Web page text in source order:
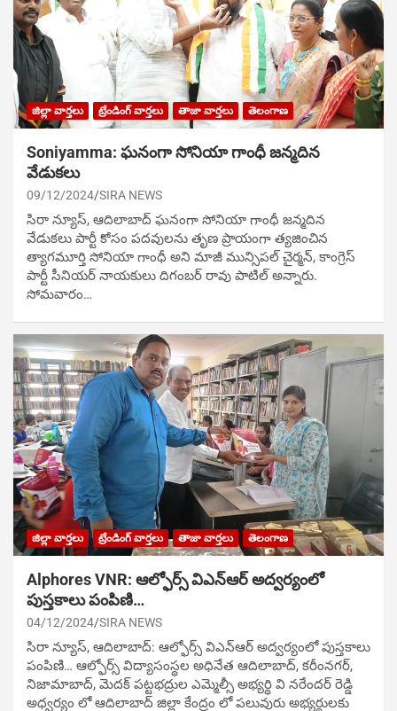
జిల్లా వార్తలు ట్రేండింగ్ వార్తలు తాజా వార్తలు తెలంగాణ
Soniyamma: ఘ‌నంగా సోనియా గాంధీ జ‌న్మ‌దిన
వేడుక‌లు
09/12/2024 SIRA NEWS
సిరా న్యూస్, ఆదిలాబాద్ ఘ‌నంగా సోనియా గాంధీ జ‌న్మ‌దిన
వేడుక‌లు పార్టీ కోసం ప‌ద‌వుల‌ను తృణ ప్రాయంగా త్య‌జించిన
త్యాగమూర్తి సోనియా గాంధీ అని మాజీ మున్సిప‌ల్ చైర్మ‌న్, కాంగ్రెస్
పార్టీ సీనియ‌ర్ నాయ‌కులు దిగంబ‌ర్ రావు పాటిల్ అన్నారు.
సోమవారం…
జిల్లా వార్తలు ట్రేండింగ్ వార్తలు తాజా వార్తలు తెలంగాణ
Alphores VNR: ఆల్ఫోర్స్ విఎన్ఆర్ అద్వర్యంలో
పుస్తకాలు పంపిణి…
04/12/2024 SIRA NEWS
సిరా న్యూస్, ఆదిలాబాద్: ఆల్ఫోర్స్ విఎన్ఆర్ అద్వర్యంలో పుస్తకాలు
పంపిణి… ఆల్ఫోర్స్ విద్యాసంస్థల అధినేత ఆదిలాబాద్, కరీంనగర్,
నిజామాబాద్, మెదక్ పట్టభద్రుల ఎమ్మెల్సీ అభ్యర్థి వి నరేందర్ రెడ్డి
అధ్వర్యం లో ఆదిలాబాద్ జిల్లా కేంద్రం లో పలువురు అభ్యర్థులకు